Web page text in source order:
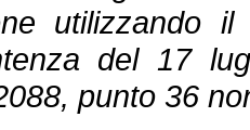
utilizzando
del 17
punto 36